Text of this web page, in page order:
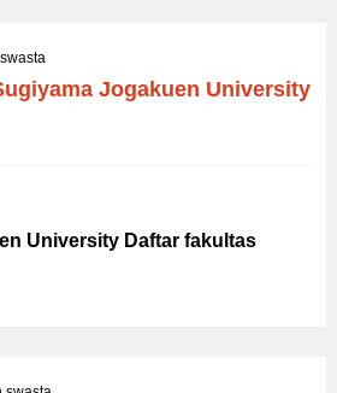
Jogakuen University
University Daftar fakultas